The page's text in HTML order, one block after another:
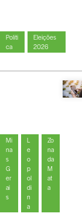
Políti
ca
Eleições
2026
Mi
na
s
G
er
ai
s
L
e
o
p
ol
di
n
a
Zo
na
da
M
at
a